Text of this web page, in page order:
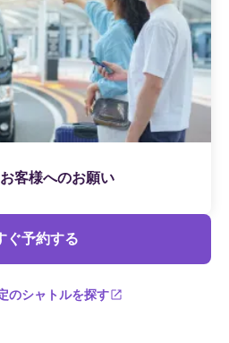
お客様へのお願い
ぐ予約する
のシャトルを探す